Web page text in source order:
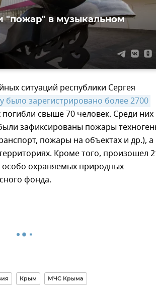
"пожар" в музыкальном
ситуаций республики Сергея
было зарегистрировано более 2700
погибли свыше 70 человек. Среди них
зафиксированы пожары
пожары на объектах и др.), а
Кроме того, произошел
охраняемых природных
фонда.
Крым МЧС Крыма